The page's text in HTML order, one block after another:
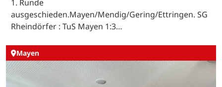
1. Runde
ausgeschieden.Mayen/Mendig/Gering/Ettringen. SG
Rheindörfer : TuS Mayen 1:3…
Mayen